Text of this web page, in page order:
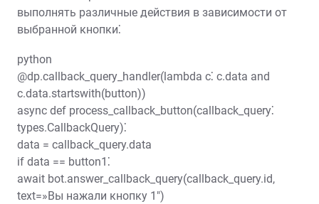
выполнять различные действия в зависимости от
выбранной кнопки⁚
python
@dp.callback_query_handler(lambda c⁚ c.data and
c.data.startswith(button))
async def process_callback_button(callback_query⁚
types.CallbackQuery)⁚
data = callback_query.data
if data == button1⁚
await bot.answer_callback_query(callback_query.id,
text=»Вы нажали кнопку 1″)